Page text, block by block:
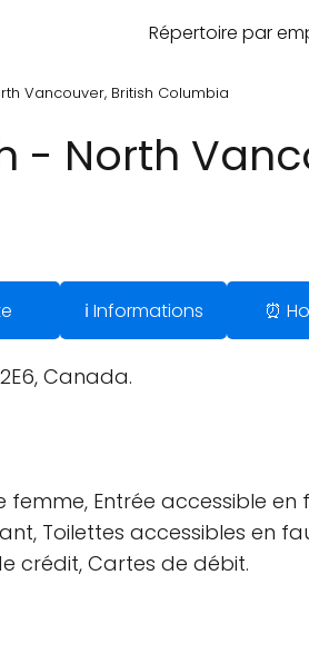
Répertoire par
Vancouver, British Columbia
- North
ℹ️ Informations ⏰
Canada.
Entrée accessible
Toilettes accessibles en
crédit, Cartes de débit.